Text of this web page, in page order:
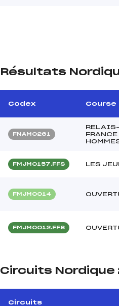
Résultats
Codex Course
FNAM0261
FMJM0157.FFS LES
FMJM0014
FMJM0012.FFS
Circuits Nordique
Circuits